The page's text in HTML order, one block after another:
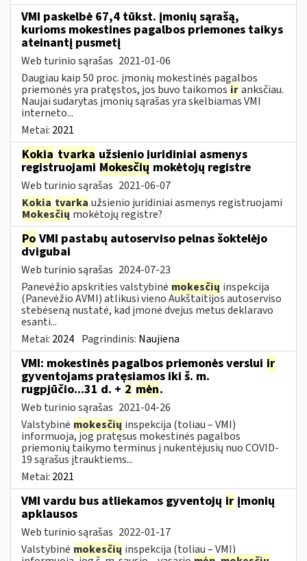
VMI paskelbė 67,4 tūkst. įmonių sąrašą,
kurioms mokestines pagalbos priemones taikys
ateinantį pusmetį
Web turinio sąrašas 2021-01-06
Daugiau kaip 50 proc. įmonių mokestinės pagalbos
priemonės yra pratęstos, jos buvo taikomos iranksčiau.
Naujai sudarytas įmonių sąrašas yra skelbiamas VMI
interneto...
Metai: 2021
Kokia tvarka užsienio juridiniai asmenys
registruojami Mokesčių mokėtojų registre
Web turinio sąrašas 2021-06-07
Kokia tvarka užsienio juridiniai asmenys registruojami
Mokesčiųmokėtojų registre?
Po VMI pastabų autoserviso pelnas šoktelėjo
dvigubai
Web turinio sąrašas 2024-07-23
Panevėžio apskrities valstybinė mokesčių inspekcija
(Panevėžio AVMI) atlikusi vieno Aukštaitijos autoserviso
stebėseną nustatė, kad įmonė dvejus metus deklaravo
esanti...
Metai: 2024 Pagrindinis: Naujiena
VMI: mokestinės pagalbos priemonės verslui ir
gyventojams pratęsiamos iki š. m.
rugpjūčio...31 d. + 2 mėn.
Web turinio sąrašas 2021-04-26
Valstybinė mokesčių inspekcija (toliau – VMI)
informuoja, jog pratęsus mokestinės pagalbos
priemonių taikymo terminus į nukentėjusių nuo COVID-
19 sąrašus įtrauktiems...
Metai: 2021
VMI vardu bus atliekamos gyventojų ir įmonių
apklausos
Web turinio sąrašas 2022-01-17
Valstybinė mokesčių inspekcija (toliau – VMI)